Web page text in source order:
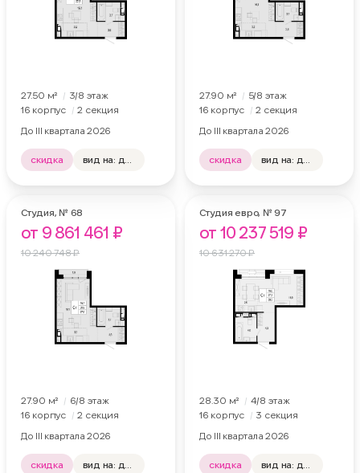
27.50 м² 3/8 этаж
16 корпус
2 секция
До III квартала 2026
скидка
27.90 м² 5/8 этаж
16 корпус
2 секция
До III квартала 2026
скидка
Студия, № 68
от 9 861 461 ₽
10 240 748 ₽
27.90 м² 6/8 этаж
16 корпус
2 секция
До III квартала 2026
скидка
Студия евро, № 97
от 10 237 519 ₽
10 631 270 ₽
28.30 м² 4/8 этаж
16 корпус
3 секция
До III квартала 2026
скидка